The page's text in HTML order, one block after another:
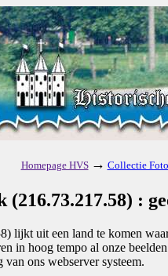
Homepage HVS → Collectie
(216.73.217.58) :
lijkt uit een land te komen
in hoog tempo al onze
ons webserver systeem.